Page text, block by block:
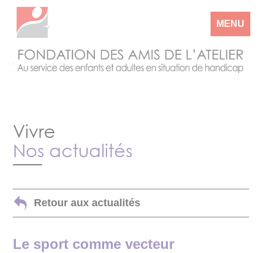
MENU
Vivre
Nos actualités
Retour aux actualités
Le sport comme vecteur